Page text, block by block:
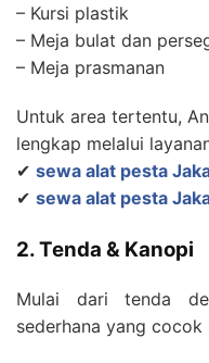
– Kursi plastik
– Meja bulat dan
– Meja prasmanan
Untuk area tertentu,
lengkap melalui
✔ sewa alat pesta
✔ sewa alat pesta
2. Tenda & Kanopi
Mulai dari tenda
sederhana yang